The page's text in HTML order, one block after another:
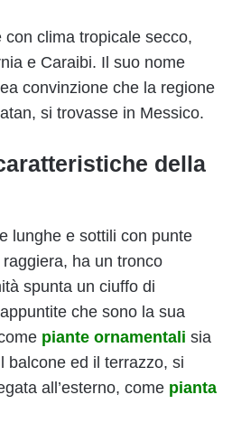
clima tropicale secco,
e Caraibi. Il suo nome
convinzione che la regione
si trovasse in Messico.
della
lunghe e sottili con punte
ha un tronco
spunta un ciuffo di
che sono la sua
piante ornamentali sia
balcone ed il terrazzo, si
all’esterno, come pianta